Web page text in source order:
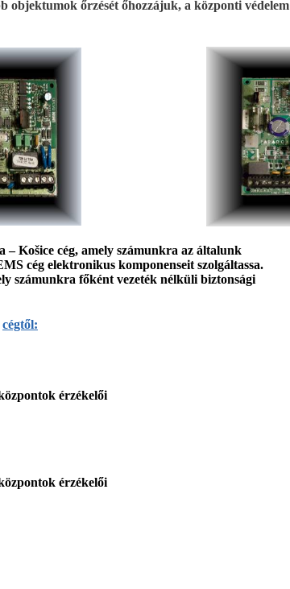
objektumok őrzését őhozzájuk, a központi védelem
Košice cég, amely számunkra az általunk
cég elektronikus komponenseit szolgáltassa.
számunkra főként vezeték nélküli biztonsági
cégtől:
érzékelői
érzékelői